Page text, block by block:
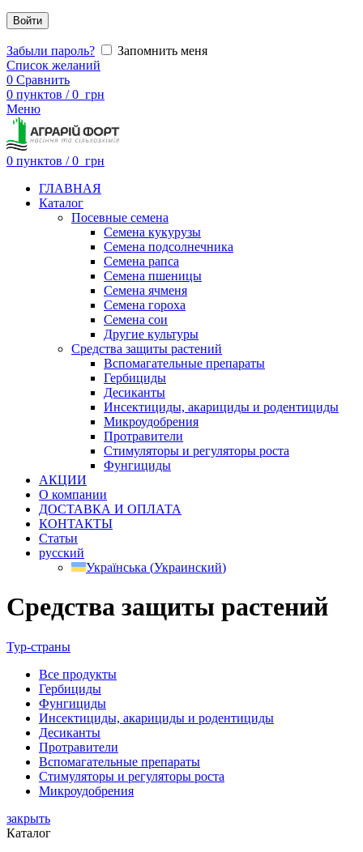
Войти
Забыли пароль?
Запомнить меня
Список желаний
0 Сравнить
0 пунктов / 0 грн
Меню
0 пунктов / 0 грн
ГЛАВНАЯ
Каталог
Посевные семена
Семена кукурузы
Семена подсолнечника
Семена рапса
Семена пшеницы
Семена ячменя
Семена гороха
Семена сои
Другие культуры
Средства защиты растений
Вспомагательные препараты
Гербициды
Десиканты
Инсектициды, акарициды и родентициды
Микроудобрения
Протравители
Стимуляторы и регуляторы роста
Фунгициды
АКЦИИ
О компании
ДОСТАВКА И ОПЛАТА
КОНТАКТЫ
Статьи
русский
Українська (Украинский)
Средства защиты растений
Тур-страны
Все продукты
Гербициды
Фунгициды
Инсектициды, акарициды и родентициды
Десиканты
Протравители
Вспомагательные препараты
Стимуляторы и регуляторы роста
Микроудобрения
закрыть
Каталог